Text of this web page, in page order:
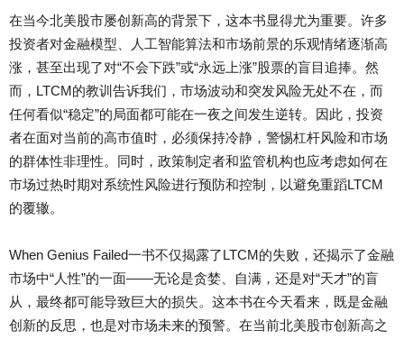
在当今北美股市屡创新高的背景下，这本书显得尤为重要。许多
投资者对金融模型、人工智能算法和市场前景的乐观情绪逐渐高
涨，甚至出现了对“不会下跌”或“永远上涨”股票的盲目追捧。然
而，LTCM的教训告诉我们，市场波动和突发风险无处不在，而
任何看似“稳定”的局面都可能在一夜之间发生逆转。因此，投资
者在面对当前的高市值时，必须保持冷静，警惕杠杆风险和市场
的群体性非理性。同时，政策制定者和监管机构也应考虑如何在
市场过热时期对系统性风险进行预防和控制，以避免重蹈LTCM
的覆辙。
When Genius Failed一书不仅揭露了LTCM的失败，还揭示了金融
市场中“人性”的一面——无论是贪婪、自满，还是对“天才”的盲
从，最终都可能导致巨大的损失。这本书在今天看来，既是金融
创新的反思，也是对市场未来的预警。在当前北美股市创新高之